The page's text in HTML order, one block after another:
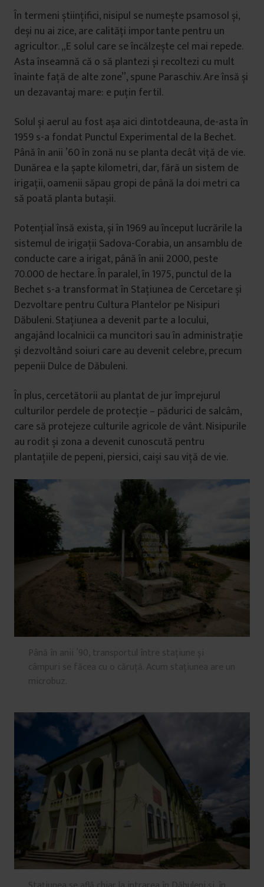
În termeni științifici, nisipul se numește psamosol și,
deși nu ai zice, are calități importante pentru un
agricultor. „E solul care se încălzește cel mai repede.
Asta înseamnă că o să plantezi și recoltezi cu mult
înainte față de alte zone”, spune Paraschiv. Are însă și
un dezavantaj mare: e puțin fertil.
Solul și aerul au fost așa aici dintotdeauna, de-asta în
1959 s-a fondat Punctul Experimental de la Bechet.
Până în anii ’60 în zonă nu se planta decât viță de vie.
Dunărea e la șapte kilometri, dar, fără un sistem de
irigații, oamenii săpau gropi de până la doi metri ca
să poată planta butașii.
Potențial însă exista, și în 1969 au început lucrările la
sistemul de irigații Sadova-Corabia, un ansamblu de
conducte care a irigat, până în anii 2000, peste
70.000 de hectare. În paralel, în 1975, punctul de la
Bechet s-a transformat în Stațiunea de Cercetare și
Dezvoltare pentru Cultura Plantelor pe Nisipuri
Dăbuleni. Stațiunea a devenit parte a locului,
angajând localnicii ca muncitori sau în administrație
și dezvoltând soiuri care au devenit celebre, precum
pepenii Dulce de Dăbuleni.
În plus, cercetătorii au plantat de jur împrejurul
culturilor perdele de protecție – pădurici de salcâm,
care să protejeze culturile agricole de vânt. Nisipurile
au rodit și zona a devenit cunoscută pentru
plantațiile de pepeni, piersici, caiși sau viță de vie.
Până în anii ’90, transportul între stațiune și
câmpuri se făcea cu o căruță. Acum stațiunea are un
microbuz.